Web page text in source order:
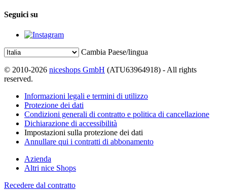
Seguici su
Cambia Paese/lingua
© 2010-2026 niceshops GmbH (ATU63964918) - All rights
reserved.
Informazioni legali e termini di utilizzo
Protezione dei dati
Condizioni generali di contratto e politica di cancellazione
Dichiarazione di accessibilità
Impostazioni sulla protezione dei dati
Annullare qui i contratti di abbonamento
Azienda
Altri nice Shops
Recedere dal contratto